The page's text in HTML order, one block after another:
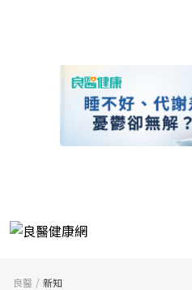
良醫 新知